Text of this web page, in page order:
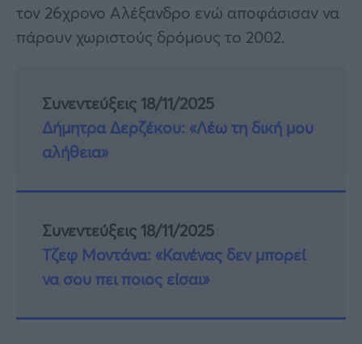
τον 26χρονο Αλέξανδρο ενώ αποφάσισαν να
πάρουν χωριστούς δρόμους το 2002.
Συνεντεύξεις 18/11/2025
Δήμητρα Δερζέκου: «Λέω τη δική μου
αλήθεια»
Συνεντεύξεις 18/11/2025
Τζεφ Μοντάνα: «Κανένας δεν μπορεί
να σου πει ποιος είσαι»